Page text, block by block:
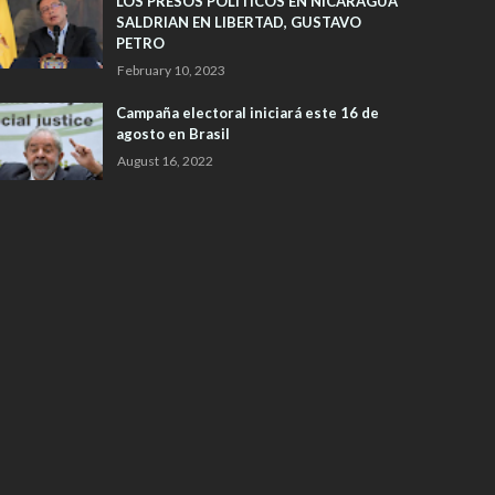
SALDRIAN EN LIBERTAD, GUSTAVO
PETRO
February 10, 2023
Campaña electoral iniciará este 16 de
agosto en Brasil
August 16, 2022